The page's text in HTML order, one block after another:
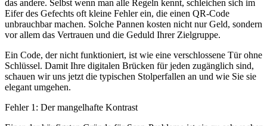
das andere. Selbst wenn man alle Regeln kennt, schleichen sich im
Eifer des Gefechts oft kleine Fehler ein, die einen QR-Code
unbrauchbar machen. Solche Pannen kosten nicht nur Geld, sondern
vor allem das Vertrauen und die Geduld Ihrer Zielgruppe.
Ein Code, der nicht funktioniert, ist wie eine verschlossene Tür ohne
Schlüssel. Damit Ihre digitalen Brücken für jeden zugänglich sind,
schauen wir uns jetzt die typischen Stolperfallen an und wie Sie sie
elegant umgehen.
Fehler 1: Der mangelhafte Kontrast